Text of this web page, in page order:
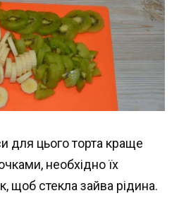
для цього торта краще
необхідно їх
щоб стекла зайва рідина.